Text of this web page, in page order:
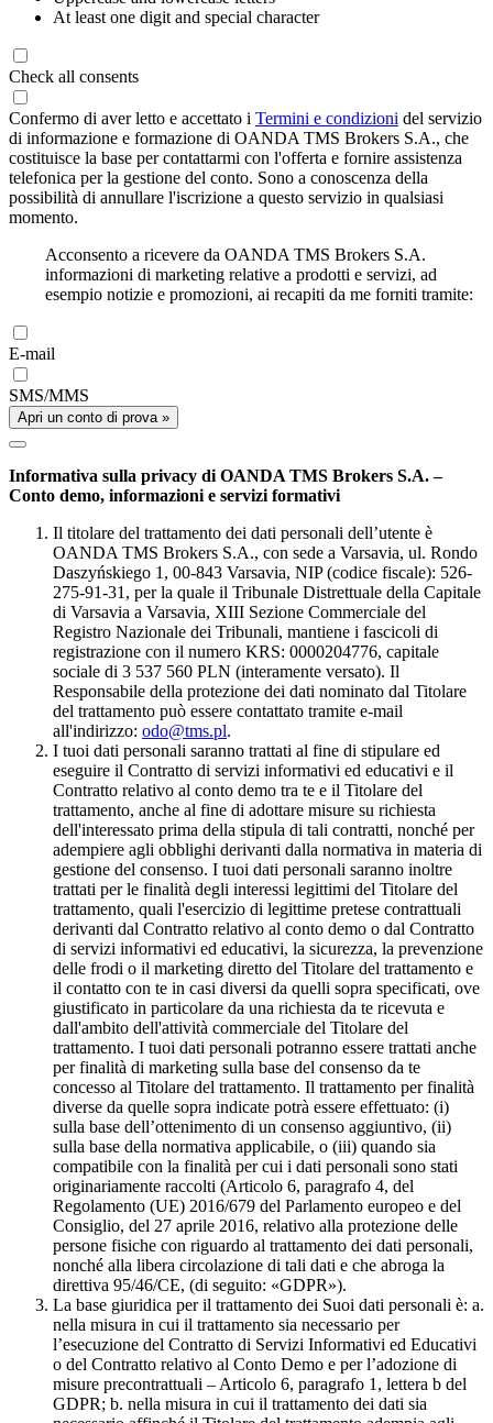
At least one digit and special character
Check all consents
Confermo di aver letto e accettato i Termini e condizioni del servizio
di informazione e formazione di OANDA TMS Brokers S.A., che
costituisce la base per contattarmi con l'offerta e fornire assistenza
telefonica per la gestione del conto. Sono a conoscenza della
possibilità di annullare l'iscrizione a questo servizio in qualsiasi
momento.
Acconsento a ricevere da OANDA TMS Brokers S.A.
informazioni di marketing relative a prodotti e servizi, ad
esempio notizie e promozioni, ai recapiti da me forniti tramite:
E-mail
SMS/MMS
Apri un conto di prova »
Informativa sulla privacy di OANDA TMS Brokers S.A. –
Conto demo, informazioni e servizi formativi
Il titolare del trattamento dei dati personali dell’utente è
OANDA TMS Brokers S.A., con sede a Varsavia, ul. Rondo
Daszyńskiego 1, 00-843 Varsavia, NIP (codice fiscale): 526-
275-91-31, per la quale il Tribunale Distrettuale della Capitale
di Varsavia a Varsavia, XIII Sezione Commerciale del
Registro Nazionale dei Tribunali, mantiene i fascicoli di
registrazione con il numero KRS: 0000204776, capitale
sociale di 3 537 560 PLN (interamente versato). Il
Responsabile della protezione dei dati nominato dal Titolare
del trattamento può essere contattato tramite e-mail
all'indirizzo: odo@tms.pl.
I tuoi dati personali saranno trattati al fine di stipulare ed
eseguire il Contratto di servizi informativi ed educativi e il
Contratto relativo al conto demo tra te e il Titolare del
trattamento, anche al fine di adottare misure su richiesta
dell'interessato prima della stipula di tali contratti, nonché per
adempiere agli obblighi derivanti dalla normativa in materia di
gestione del consenso. I tuoi dati personali saranno inoltre
trattati per le finalità degli interessi legittimi del Titolare del
trattamento, quali l'esercizio di legittime pretese contrattuali
derivanti dal Contratto relativo al conto demo o dal Contratto
di servizi informativi ed educativi, la sicurezza, la prevenzione
delle frodi o il marketing diretto del Titolare del trattamento e
il contatto con te in casi diversi da quelli sopra specificati, ove
giustificato in particolare da una richiesta da te ricevuta e
dall'ambito dell'attività commerciale del Titolare del
trattamento. I tuoi dati personali potranno essere trattati anche
per finalità di marketing sulla base del consenso da te
concesso al Titolare del trattamento. Il trattamento per finalità
diverse da quelle sopra indicate potrà essere effettuato: (i)
sulla base dell’ottenimento di un consenso aggiuntivo, (ii)
sulla base della normativa applicabile, o (iii) quando sia
compatibile con la finalità per cui i dati personali sono stati
originariamente raccolti (Articolo 6, paragrafo 4, del
Regolamento (UE) 2016/679 del Parlamento europeo e del
Consiglio, del 27 aprile 2016, relativo alla protezione delle
persone fisiche con riguardo al trattamento dei dati personali,
nonché alla libera circolazione di tali dati e che abroga la
direttiva 95/46/CE, (di seguito: «GDPR»).
La base giuridica per il trattamento dei Suoi dati personali è: a.
nella misura in cui il trattamento sia necessario per
l’esecuzione del Contratto di Servizi Informativi ed Educativi
o del Contratto relativo al Conto Demo e per l’adozione di
misure precontrattuali – Articolo 6, paragrafo 1, lettera b del
GDPR; b. nella misura in cui il trattamento dei dati sia